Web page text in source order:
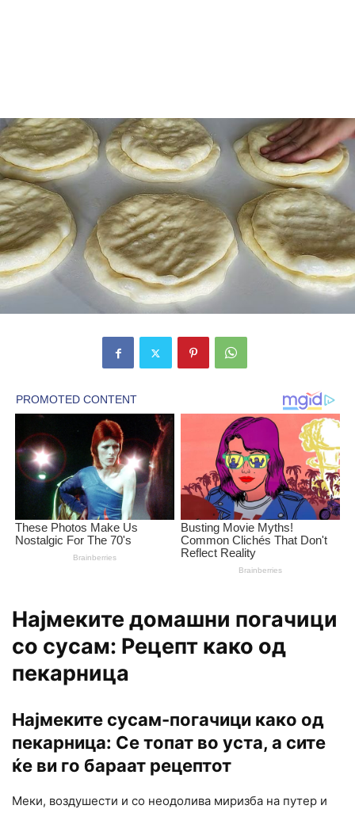
Најмеките домашни погачици
со сусам: Рецепт како од
пекарница
Најмеките сусам-погачици како од
пекарница: Се топат во уста, а сите
ќе ви го бараат рецептот
Меки, воздушести и со неодолива миризба на путер и